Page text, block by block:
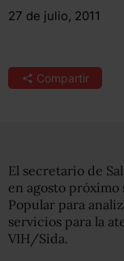
27 de julio, 2011
Compartir
El secretario de
en agosto
Popular para
servicios para la
VIH/Sida.